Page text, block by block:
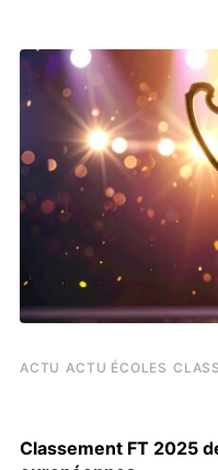
ACTU ACTU ÉCOLES
Classement FT 2025